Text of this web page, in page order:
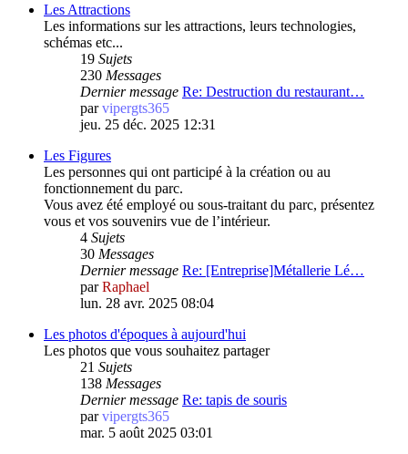
Les Attractions
Les informations sur les attractions, leurs technologies,
schémas etc...
19 Sujets
230 Messages
Dernier message Re: Destruction du restaurant…
parvipergts365
jeu. 25 déc. 2025 12:31
Les Figures
Les personnes qui ont participé à la création ou au
fonctionnement du parc.
Vous avez été employé ou sous-traitant du parc, présentez
vous et vos souvenirs vue de l’intérieur.
4 Sujets
30 Messages
Dernier message Re: [Entreprise]Métallerie Lé…
parRaphael
lun. 28 avr. 2025 08:04
Les photos d'époques à aujourd'hui
Les photos que vous souhaitez partager
21 Sujets
138 Messages
Dernier message Re: tapis de souris
parvipergts365
mar. 5 août 2025 03:01